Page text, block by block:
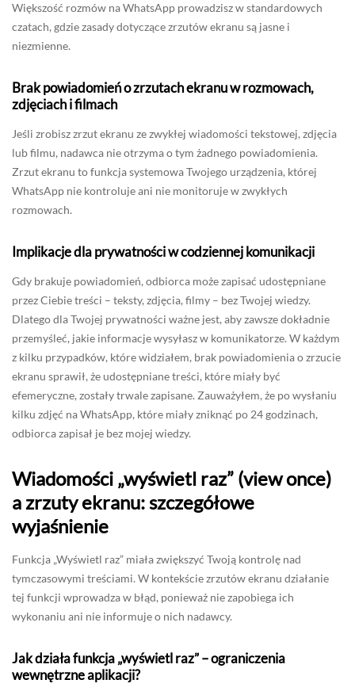
Większość rozmów na WhatsApp prowadzisz w standardowych
czatach, gdzie zasady dotyczące zrzutów ekranu są jasne i
niezmienne.
Brak powiadomień o zrzutach ekranu w rozmowach,
zdjęciach i filmach
Jeśli zrobisz zrzut ekranu ze zwykłej wiadomości tekstowej, zdjęcia
lub filmu, nadawca nie otrzyma o tym żadnego powiadomienia.
Zrzut ekranu to funkcja systemowa Twojego urządzenia, której
WhatsApp nie kontroluje ani nie monitoruje w zwykłych
rozmowach.
Implikacje dla prywatności w codziennej komunikacji
Gdy brakuje powiadomień, odbiorca może zapisać udostępniane
przez Ciebie treści – teksty, zdjęcia, filmy – bez Twojej wiedzy.
Dlatego dla Twojej prywatności ważne jest, aby zawsze dokładnie
przemyśleć, jakie informacje wysyłasz w komunikatorze. W każdym
z kilku przypadków, które widziałem, brak powiadomienia o zrzucie
ekranu sprawił, że udostępniane treści, które miały być
efemeryczne, zostały trwale zapisane. Zauważyłem, że po wysłaniu
kilku zdjęć na WhatsApp, które miały zniknąć po 24 godzinach,
odbiorca zapisał je bez mojej wiedzy.
Wiadomości „wyświetl raz” (view once)
a zrzuty ekranu: szczegółowe
wyjaśnienie
Funkcja „Wyświetl raz” miała zwiększyć Twoją kontrolę nad
tymczasowymi treściami. W kontekście zrzutów ekranu działanie
tej funkcji wprowadza w błąd, ponieważ nie zapobiega ich
wykonaniu ani nie informuje o nich nadawcy.
Jak działa funkcja „wyświetl raz” – ograniczenia
wewnętrzne aplikacji?